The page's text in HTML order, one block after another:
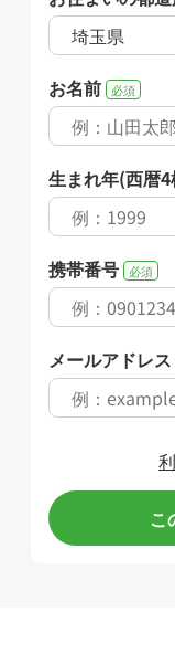
お名前 必須
生まれ年(西暦4
携帯番号 必須
メールアドレス
こ